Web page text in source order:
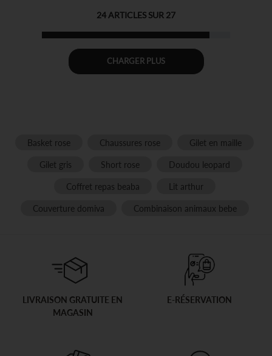
24 ARTICLES SUR 27
CHARGER PLUS
Basket rose Chaussures rose
Gilet en maille
Gilet gris
Short rose
Doudou leopard
Coffret repas beaba
Lit arthur
Couverture domiva
Combinaison animaux bebe
LIVRAISON GRATUITE EN
MAGASIN
E-RÉSERVATION